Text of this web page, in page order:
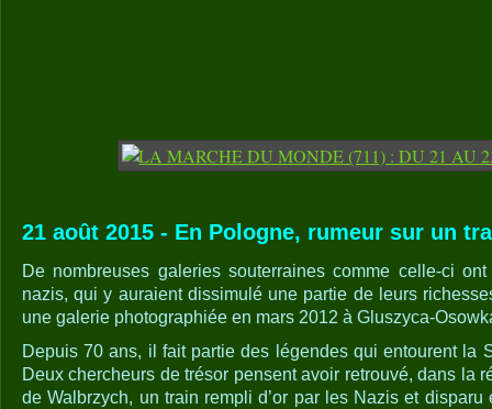
21 août 2015 - En Pologne, rumeur sur un
De nombreuses galeries souterraines comme celle-ci
nazis, qui y auraient dissimulé une partie de leurs
une galerie photographiée en mars 2012 à Gluszyca-
Depuis 70 ans, il fait partie des légendes qui entourent la
Deux chercheurs de trésor pensent avoir retrouvé, dans la
de Walbrzych, un train rempli d’or par les Nazis et disparu